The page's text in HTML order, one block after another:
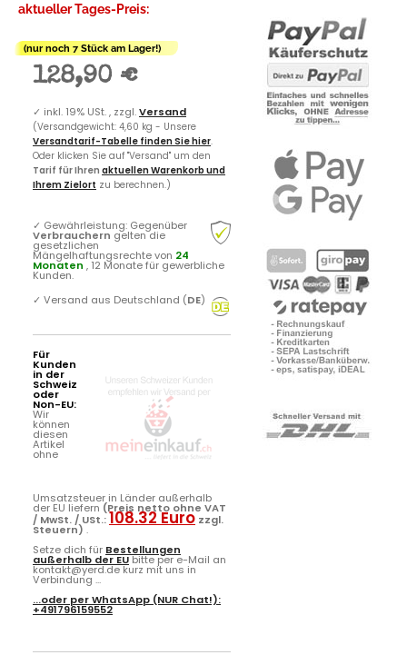
aktueller Tages-Preis:
(nur noch 7 Stück am Lager!)
128,90 €
✓ inkl. 19% USt. , zzgl.Versand
(Versandgewicht: 4,60 kg - Unsere
Versandtarif-Tabelle finden Sie hier.
Oder klicken Sie auf "Versand" um den
Tarif für Ihren aktuellen Warenkorb und
Ihrem Zielort zu berechnen.)
✓ Gewährleistung: Gegenüber
Verbrauchern gelten die
gesetzlichen
Mängelhaftungsrechte von 24
Monaten , 12 Monate für gewerbliche
Kunden.
✓ Versand aus Deutschland (DE)
Für
Kunden
in der
Schweiz
oder
Non-EU:
Wir
können
diesen
Artikel
ohne
Umsatzsteuer in Länder außerhalb
der EU liefern (Preis netto ohne VAT
/ MwSt. / USt.:108.32 Euro zzgl.
Steuern) .
Setze dich für Bestellungen
außerhalb der EUbitte per e-Mail an
kontakt@yerd.de kurz mit uns in
Verbindung ...
...oder perWhatsApp (NUR Chat!):
+491796159552